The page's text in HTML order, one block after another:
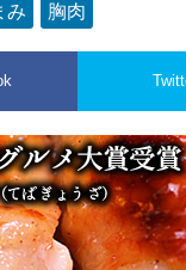
み 胸肉